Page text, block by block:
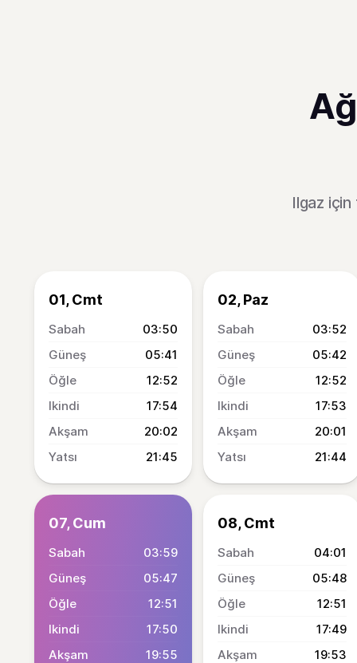
Ilgaz için
01, Cmt
03:50
05:41
12:52
17:54
20:02
21:45
02, Paz
03:52
05:42
12:52
17:53
20:01
21:44
07, Cum
03:59
05:47
12:51
17:50
19:55
08, Cmt
04:01
05:48
12:51
17:49
19:53